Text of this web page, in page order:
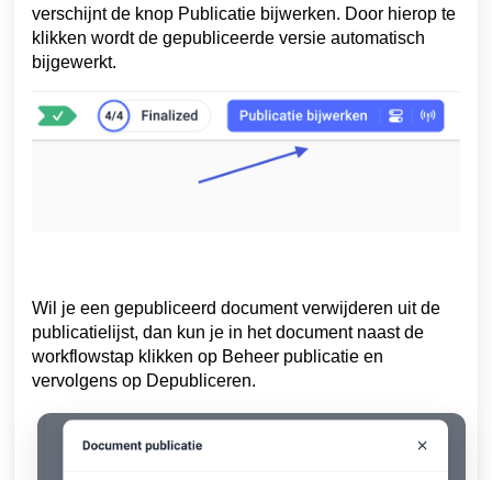
verschijnt de knop Publicatie bijwerken. Door hierop te
klikken wordt de gepubliceerde versie automatisch
bijgewerkt.
Wil je een gepubliceerd document verwijderen uit de
publicatielijst, dan kun je in het document naast de
workflowstap klikken op Beheer publicatie en
vervolgens op Depubliceren.